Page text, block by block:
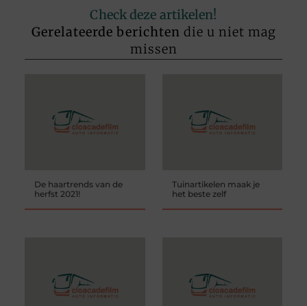
Check deze artikelen!
Gerelateerde berichten die u niet mag
missen
De haartrends van de
herfst 2021!
Tuinartikelen maak je
het beste zelf